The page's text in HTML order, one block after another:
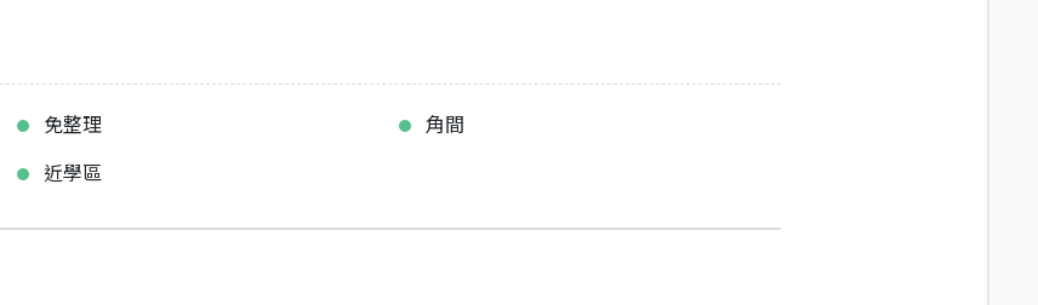
免整理
角間
近學區